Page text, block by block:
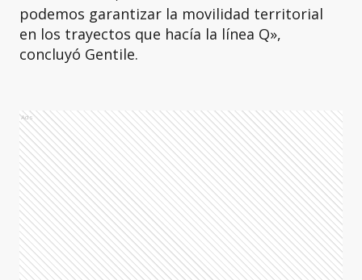
podemos garantizar la movilidad territorial
en los trayectos que hacía la línea Q»,
concluyó Gentile.
Ads